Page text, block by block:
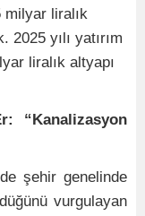
milyar liralık
2025 yılı yatırım
liralık altyapı
“Kanalizasyon
şehir genelinde
vurgulayan